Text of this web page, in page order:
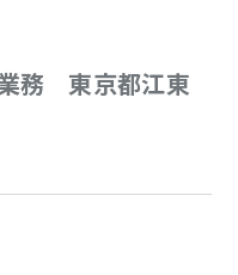
務 東京都江東